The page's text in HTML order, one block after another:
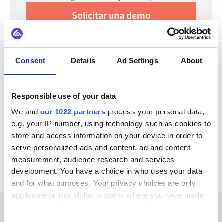
Consent Details Ad Settings About
Responsible use of your data
We and our 1022 partners process your personal data,
e.g. your IP-number, using technology such as cookies to
store and access information on your device in order to
serve personalized ads and content, ad and content
measurement, audience research and services
development. You have a choice in who uses your data
and for what purposes. Your privacy choices are only
applicable on this digital property where you have made
your choices. You can change or withdraw your consent
Solicitar una demo
TAMBIÉN SE INTEGRA CON
Virto Commerce Trustpilot
Unikum
Webflow Starweb Wannafind
Ver todas las integraciones de Zoho CRM